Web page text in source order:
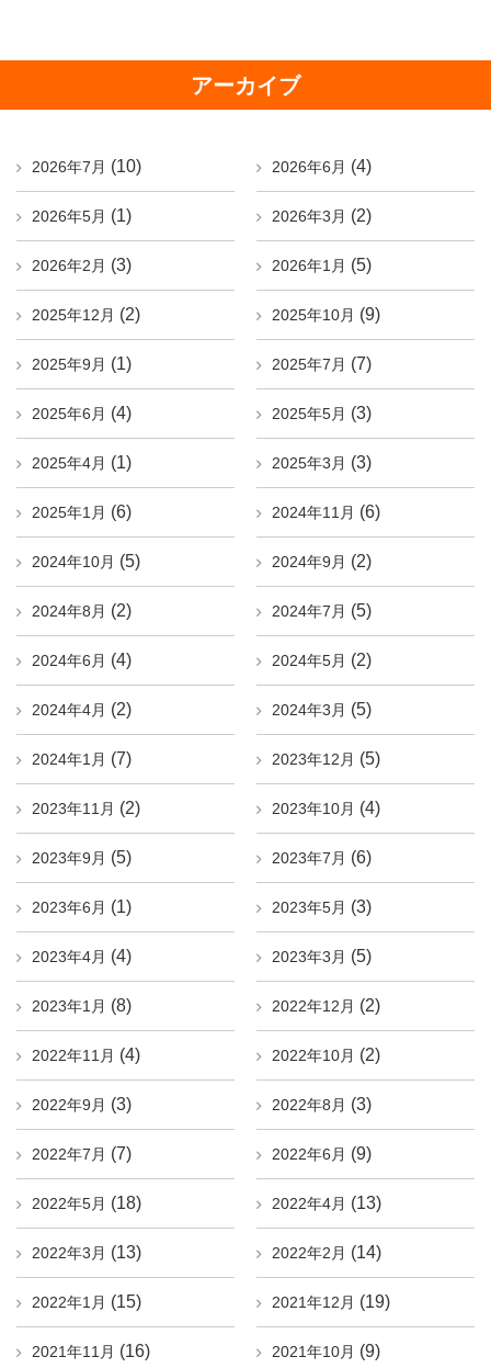
アーカイブ
2026年7月 (10) 2026年6月 (4)
2026年5月 (1) 2026年3月 (2)
2026年2月 (3) 2026年1月 (5)
2025年12月 (2) 2025年10月 (9)
2025年9月 (1) 2025年7月 (7)
2025年6月 (4) 2025年5月 (3)
2025年4月 (1) 2025年3月 (3)
2025年1月 (6) 2024年11月 (6)
2024年10月 (5) 2024年9月 (2)
2024年8月 (2) 2024年7月 (5)
2024年6月 (4) 2024年5月 (2)
2024年4月 (2) 2024年3月 (5)
2024年1月 (7) 2023年12月 (5)
2023年11月 (2) 2023年10月 (4)
2023年9月 (5) 2023年7月 (6)
2023年6月 (1) 2023年5月 (3)
2023年4月 (4) 2023年3月 (5)
2023年1月 (8) 2022年12月 (2)
2022年11月 (4) 2022年10月 (2)
2022年9月 (3) 2022年8月 (3)
2022年7月 (7) 2022年6月 (9)
2022年5月 (18) 2022年4月 (13)
2022年3月 (13) 2022年2月 (14)
2022年1月 (15) 2021年12月 (19)
2021年11月 (16) 2021年10月 (9)